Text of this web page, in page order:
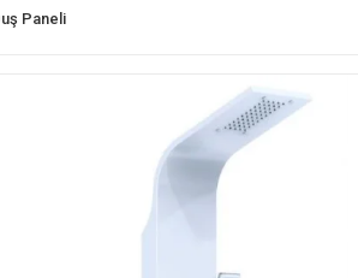
Paneli